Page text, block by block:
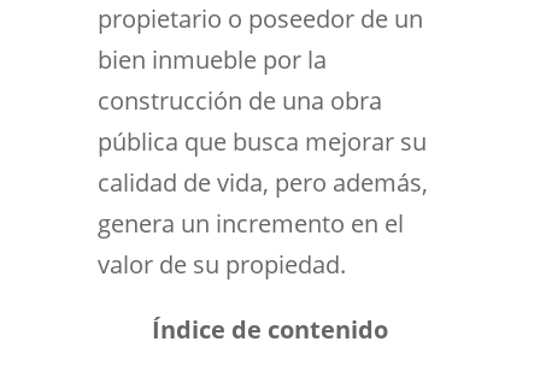
propietario o poseedor de un
bien inmueble por la
construcción de una obra
pública que busca mejorar su
calidad de vida, pero además,
genera un incremento en el
valor de su propiedad.
Índice de contenido